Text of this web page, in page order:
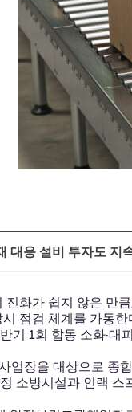
대응 설비 투자도 지
진화가 쉽지 않은 만
시 점검 체계를 가동
기 1회 합동 소화·대
업장을 대상으로 종
소방시설과 인랙